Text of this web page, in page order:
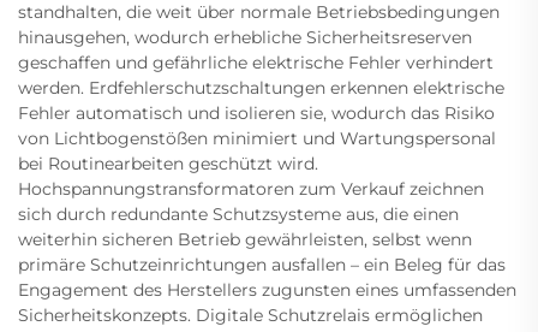
standhalten, die weit über normale Betriebsbedingungen
hinausgehen, wodurch erhebliche Sicherheitsreserven
geschaffen und gefährliche elektrische Fehler verhindert
werden. Erdfehlerschutzschaltungen erkennen elektrische
Fehler automatisch und isolieren sie, wodurch das Risiko
von Lichtbogenstößen minimiert und Wartungspersonal
bei Routinearbeiten geschützt wird.
Hochspannungstransformatoren zum Verkauf zeichnen
sich durch redundante Schutzsysteme aus, die einen
weiterhin sicheren Betrieb gewährleisten, selbst wenn
primäre Schutzeinrichtungen ausfallen – ein Beleg für das
Engagement des Herstellers zugunsten eines umfassenden
Sicherheitskonzepts. Digitale Schutzrelais ermöglichen